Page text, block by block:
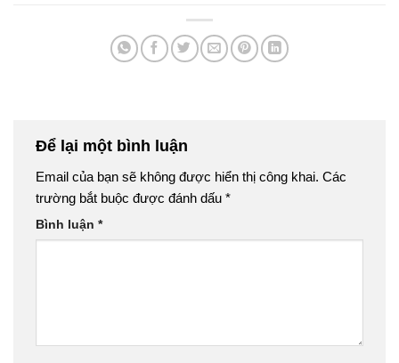
Để lại một bình luận
Email của bạn sẽ không được hiển thị công khai. Các
trường bắt buộc được đánh dấu *
Bình luận *